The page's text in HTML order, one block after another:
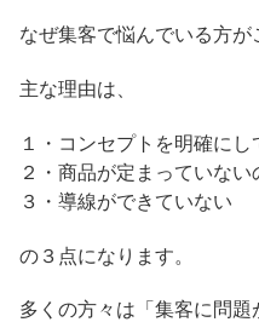
なぜ集客で悩んでいる方が
主な理由は、
１・コンセプトを明確にし
２・商品が定まっていない
３・導線ができていない
の３点になります。
多くの方々は「集客に問